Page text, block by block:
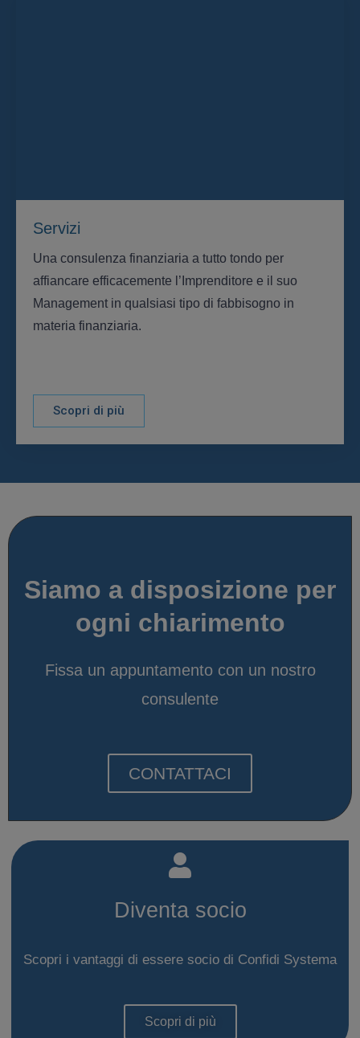
Servizi
Una consulenza finanziaria a tutto tondo per
affiancare efficacemente l’Imprenditore e il suo
Management in qualsiasi tipo di fabbisogno in
materia finanziaria.
Scopri di più
Siamo a disposizione per
ogni chiarimento
Fissa un appuntamento con un nostro
consulente
CONTATTACI
Diventa socio
Scopri i vantaggi di essere socio di Confidi Systema
Scopri di più